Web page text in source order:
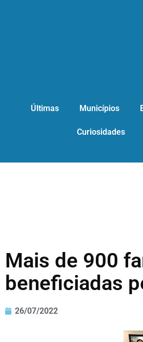
Últimas Municípios
Curiosidades
Mais de 900
beneficiadas
26/07/2022